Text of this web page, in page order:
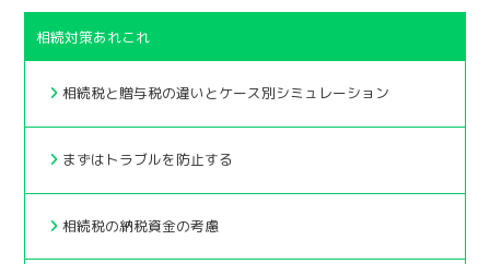
相続対策あれこれ
相続税と贈与税の違いとケース別シミュレーション
まずはトラブルを防止する
相続税の納税資金の考慮